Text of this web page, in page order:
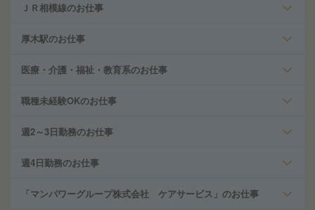
ＪＲ相模線のお仕事
厚木駅のお仕事
医療・介護・福祉・教育系のお仕事
職種未経験OKのお仕事
週2～3日勤務のお仕事
週4日勤務のお仕事
「マンパワーグループ株式会社 ケアサービス」のお仕事